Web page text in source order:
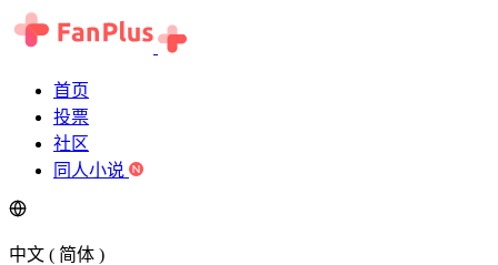
首页
投票
社区
同人小说
中文 ( 简体 )